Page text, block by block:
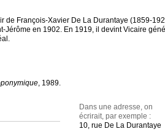
de François-Xavier De La Durantaye (1859-
Jérôme en 1902. En 1919, il devint Vicaire
, 1989.
Dans une adresse, on
écrirait, par exemple :
10, rue De La Durantaye